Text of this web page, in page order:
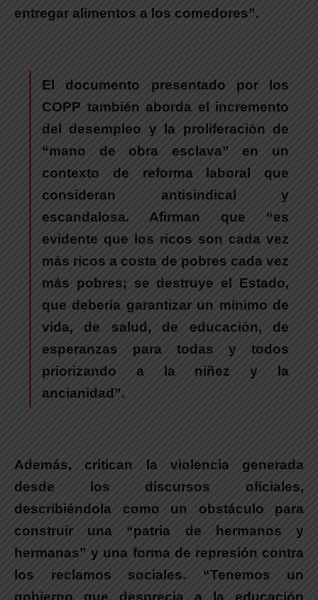
entregar alimentos a los comedores”.
El documento presentado por los
COPP también aborda el incremento
del desempleo y la proliferación de
“mano de obra esclava” en un
contexto de reforma laboral que
consideran antisindical y
escandalosa. Afirman que “es
evidente que los ricos son cada vez
más ricos a costa de pobres cada vez
más pobres; se destruye el Estado,
que debería garantizar un mínimo de
vida, de salud, de educación, de
esperanzas para todas y todos
priorizando a la niñez y la
ancianidad”.
Además, critican la violencia generada
desde los discursos oficiales,
describiéndola como un obstáculo para
construir una “patria de hermanos y
hermanas” y una forma de represión contra
los reclamos sociales. “Tenemos un
gobierno que desprecia a la educación